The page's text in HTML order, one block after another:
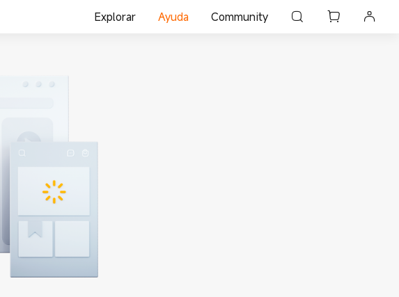
Explorar Ayuda Community